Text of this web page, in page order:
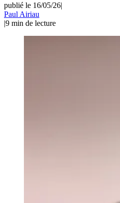
publié le 16/05/26|
Paul Airiau
|9 min de lecture